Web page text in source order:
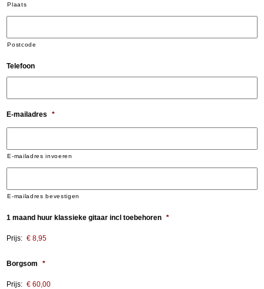
Plaats
Postcode
Telefoon
E-mailadres *
E-mailadres invoeren
E-mailadres bevestigen
1 maand huur klassieke gitaar incl toebehoren *
Prijs:
Borgsom *
Prijs: